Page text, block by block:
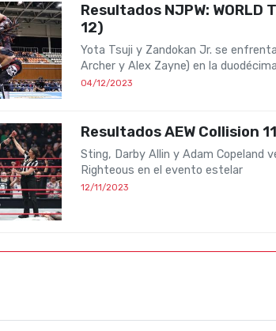
Resultados NJPW: WORLD
12)
Yota Tsuji y Zandokan Jr. se
Archer y Alex Zayne) en la
04/12/2023
Resultados AEW Collision
Sting, Darby Allin y Adam Copeland
Righteous en el evento estelar
12/11/2023